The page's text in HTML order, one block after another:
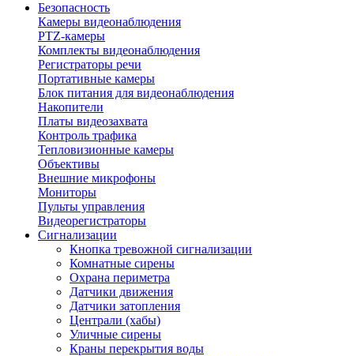
Безопасность
Камеры видеонаблюдения
PTZ-камеры
Комплекты видеонаблюдения
Регистраторы речи
Портативные камеры
Блок питания для видеонаблюдения
Накопители
Платы видеозахвата
Контроль трафика
Тепловизионные камеры
Объективы
Внешние микрофоны
Мониторы
Пульты управления
Видеорегистраторы
Сигнализации
Кнопка тревожной сигнализации
Комнатные сирены
Охрана периметра
Датчики движения
Датчики затопления
Централи (хабы)
Уличные сирены
Краны перекрытия воды